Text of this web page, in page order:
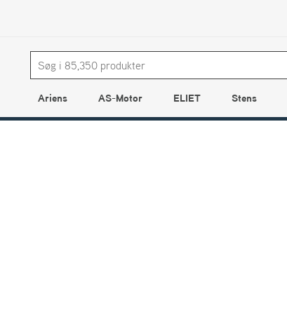
Ariens AS-Motor ELIET Stens